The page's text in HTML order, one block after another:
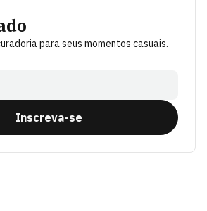
para seus momentos casuais.
Inscreva-se